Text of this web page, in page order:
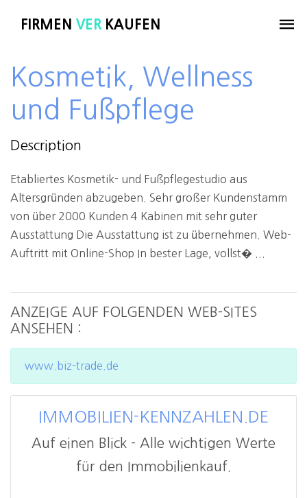
FIRMEN VER KAUFEN
Kosmetik, Wellness
und Fußpflege
Description
Etabliertes Kosmetik- und Fußpflegestudio aus
Altersgründen abzugeben. Sehr großer Kundenstamm
von über 2000 Kunden 4 Kabinen mit sehr guter
Ausstattung Die Ausstattung ist zu übernehmen. Web-
Auftritt mit Online-Shop In bester Lage, vollst� ...
ANZEIGE AUF FOLGENDEN WEB-SITES
ANSEHEN :
www.biz-trade.de
IMMOBILIEN-KENNZAHLEN.DE
Auf einen Blick - Alle wichtigen Werte
für den Immobilienkauf.